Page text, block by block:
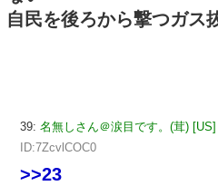
自民を後ろから撃つガス
39: 名無しさん＠涙目です。(茸) [US]
ID:7ZcvlCOC0
>>23